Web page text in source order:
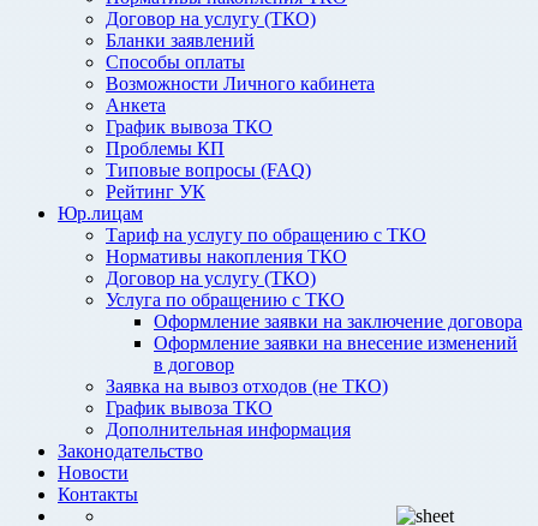
Договор на услугу (ТКО)
Бланки заявлений
Способы оплаты
Возможности Личного кабинета
Анкета
График вывоза ТКО
Проблемы КП
Типовые вопросы (FAQ)
Рейтинг УК
Юр.лицам
Тариф на услугу по обращению с ТКО
Нормативы накопления ТКО
Договор на услугу (ТКО)
Услуга по обращению с ТКО
Оформление заявки на заключение договора
Оформление заявки на внесение изменений
в договор
Заявка на вывоз отходов (не ТКО)
График вывоза ТКО
Дополнительная информация
Законодательство
Новости
Контакты